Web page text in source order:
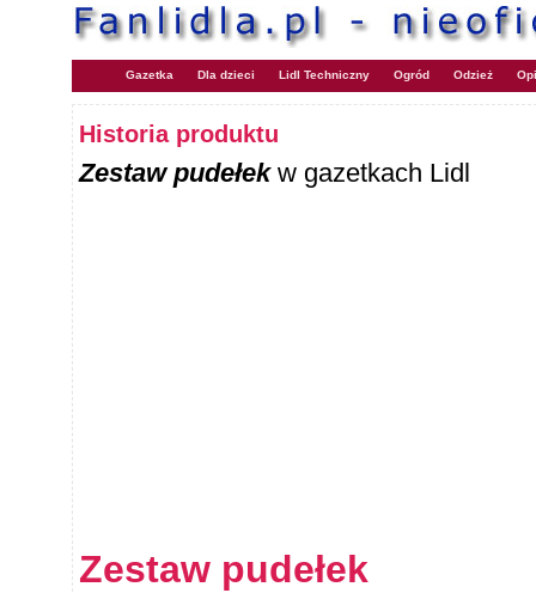
Gazetka Dla dzieci Lidl Techniczny Ogród Odzież
Historia produktu
Zestaw pudełekw gazetkach Lidl
Zestaw pudełek